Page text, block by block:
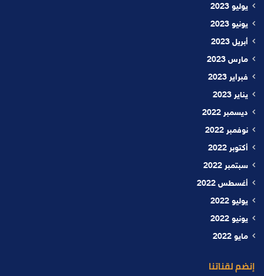
يوليو 2023
يونيو 2023
أبريل 2023
مارس 2023
فبراير 2023
يناير 2023
ديسمبر 2022
نوفمبر 2022
أكتوبر 2022
سبتمبر 2022
أغسطس 2022
يوليو 2022
يونيو 2022
مايو 2022
إنضم لقناتنا